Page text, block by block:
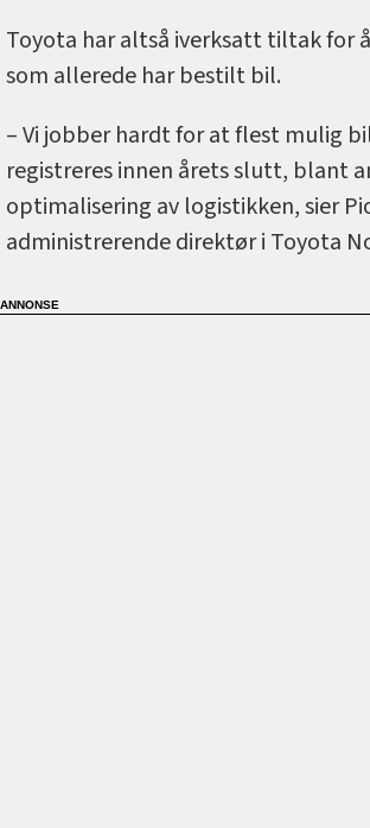
Toyota har altså iverksatt tiltak for
som allerede har bestilt bil.
– Vi jobber hardt for at flest mulig
registreres innen årets slutt, blant
optimalisering av logistikken, sier
administrerende direktør i Toyota